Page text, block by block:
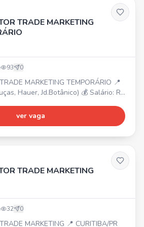
TRADE MARKETING
93 0
MARKETING TEMPORÁRIO 📍
Hauer, Jd.Botânico) 💰 Salário: R$
pela empresa. ⏰ Horário: Segunda a
e Sábado das 07h às 11h.
ver vaga
TRADE MARKETING
32 0
📍 CURITIBA/PR